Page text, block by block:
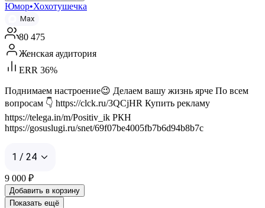
Юмор•Хохотушечка
Max
80 475
Женская аудитория
ERR 36%
Поднимаем настроение😉 Делаем вашу жизнь ярче По всем
вопросам 👇 https://clck.ru/3QCjHR Купить рекламу
https://telega.in/m/Positiv_ik РКН
https://gosuslugi.ru/snet/69f07be4005fb7b6d94b8b7c
1 / 24
9 000 ₽
Добавить в корзину
Показать ещё